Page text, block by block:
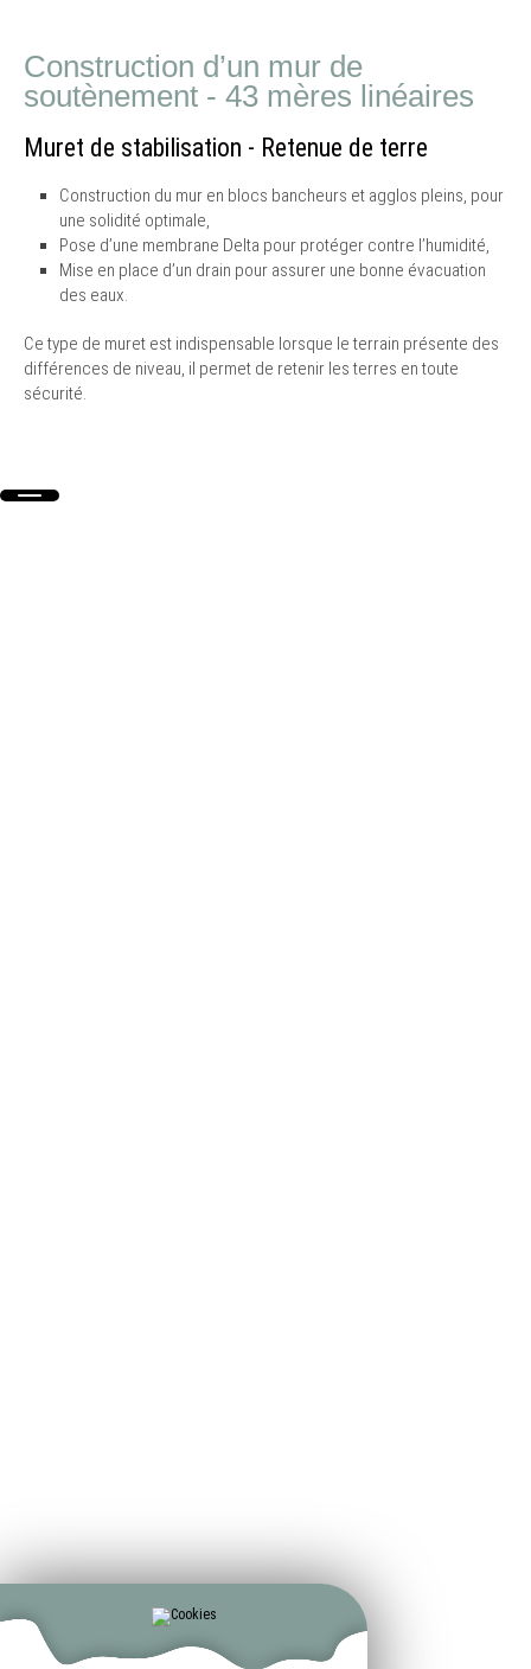
Construction d’un mur de
soutènement - 43 mères linéaires
Muret de stabilisation - Retenue de terre
Construction du mur en blocs bancheurs et agglos pleins, pour
une solidité optimale,
Pose d’une membrane Delta pour protéger contre l’humidité,
Mise en place d’un drain pour assurer une bonne évacuation
des eaux.
Ce type de muret est indispensable lorsque le terrain présente des
différences de niveau, il permet de retenir les terres en toute
sécurité.